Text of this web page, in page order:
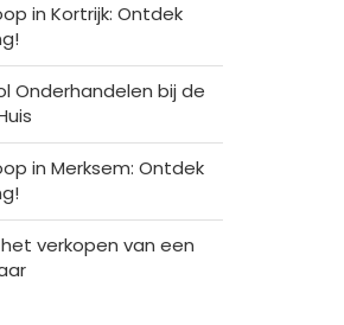
in Kortrijk: Ontdek
Onderhandelen bij de
in Merksem: Ontdek
verkopen van een